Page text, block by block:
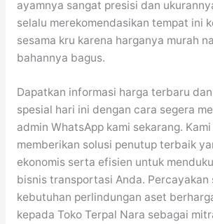
ayamnya sangat presisi dan
selalu merekomendasikan tempat ini
sesama kru karena harganya murah
bahannya bagus.
Dapatkan informasi harga terbaru
spesial hari ini dengan cara segera
admin WhatsApp kami sekarang.
memberikan solusi penutup terbaik
ekonomis serta efisien untuk
bisnis transportasi Anda. Percayakan
kebutuhan perlindungan aset
kepada Toko Terpal Nara sebagai